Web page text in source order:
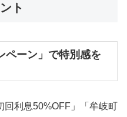
ト
ペーン」で特別感を
回利息50%OFF」「牟岐町